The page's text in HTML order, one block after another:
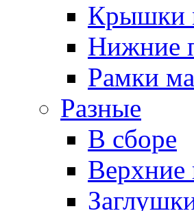
Крышки
Нижние
Рамки
Разные
В сборе
Верхние